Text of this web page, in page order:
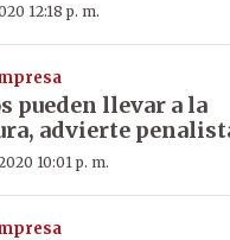
12:18 p. m.
pueden llevar a la
advierte
10:01 p. m.